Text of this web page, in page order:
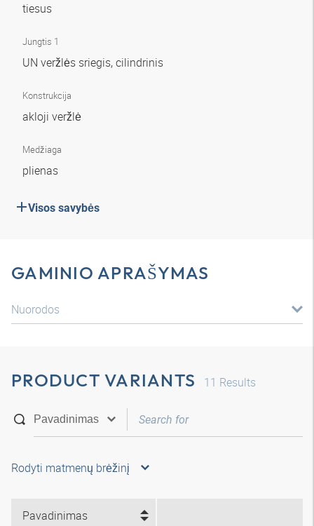
tiesus
Jungtis 1
UN veržlės sriegis, cilindrinis
Konstrukcija
akloji veržlė
Medžiaga
plienas
Visos savybės
GAMINIO APRAŠYMAS
Nuorodos
PRODUCT VARIANTS 11 Results
Rodyti matmenų brėžinį
Pavadinimas